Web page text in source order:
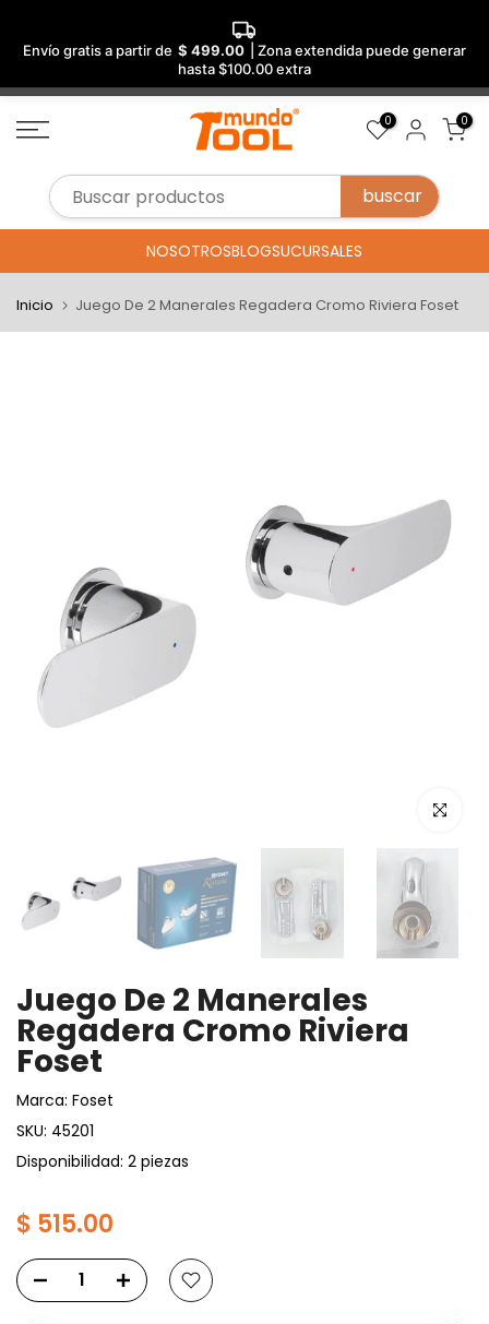
Envío gratis a partir de $ 499.00
| Zona extendida puede generar
hasta $100.00 extra
Saltar
al
0 0
NOSOTROSBLOGSUCURSALES
Inicio Juego De 2 Manerales Regadera Cromo Riviera Foset
Haz clic
Juego De 2 Manerales
Regadera Cromo Riviera
Foset
Marca: Foset
SKU: 45201
Disponibilidad: 2 piezas
$ 515.00